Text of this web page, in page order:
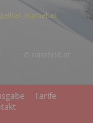
© nassfeld.at
journal.at
Tarife